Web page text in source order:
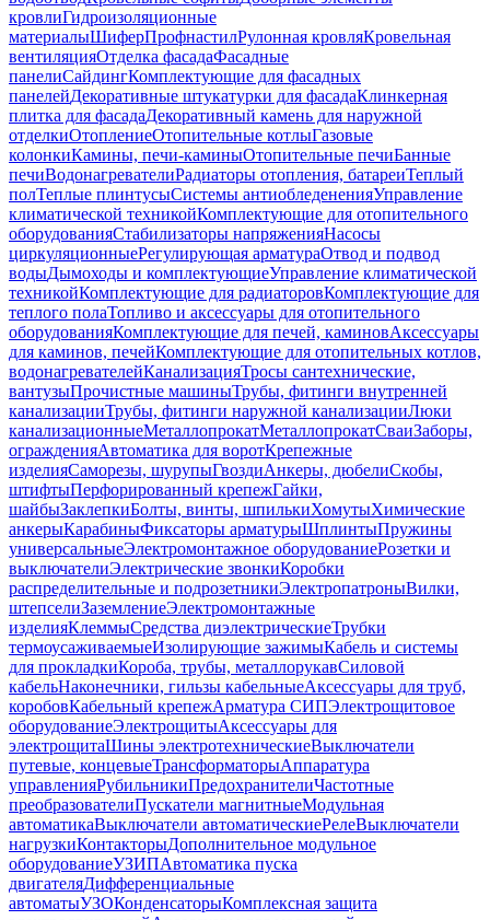
кровлиГидроизоляционные
материалыШиферПрофнастилРулонная кровляКровельная
вентиляцияОтделка фасадаФасадные
панелиСайдингКомплектующие для фасадных
панелейДекоративные штукатурки для фасадаКлинкерная
плитка для фасадаДекоративный камень для наружной
отделкиОтоплениеОтопительные котлыГазовые
колонкиКамины, печи-каминыОтопительные печиБанные
печиВодонагревателиРадиаторы отопления, батареиТеплый
полТеплые плинтусыСистемы антиобледененияУправление
климатической техникойКомплектующие для отопительного
оборудованияСтабилизаторы напряженияНасосы
циркуляционныеРегулирующая арматураОтвод и подвод
водыДымоходы и комплектующиеУправление климатической
техникойКомплектующие для радиаторовКомплектующие для
теплого полаТопливо и аксессуары для отопительного
оборудованияКомплектующие для печей, каминовАксессуары
для каминов, печейКомплектующие для отопительных котлов,
водонагревателейКанализацияТросы сантехнические,
вантузыПрочистные машиныТрубы, фитинги внутренней
канализацииТрубы, фитинги наружной канализацииЛюки
канализационныеМеталлопрокатМеталлопрокатСваиЗаборы,
огражденияАвтоматика для воротКрепежные
изделияСаморезы, шурупыГвоздиАнкеры, дюбелиСкобы,
штифтыПерфорированный крепежГайки,
шайбыЗаклепкиБолты, винты, шпилькиХомутыХимические
анкерыКарабиныФиксаторы арматурыШплинтыПружины
универсальныеЭлектромонтажное оборудованиеРозетки и
выключателиЭлектрические звонкиКоробки
распределительные и подрозетникиЭлектропатроныВилки,
штепселиЗаземлениеЭлектромонтажные
изделияКлеммыСредства диэлектрическиеТрубки
термоусаживаемыеИзолирующие зажимыКабель и системы
для прокладкиКороба, трубы, металлорукавСиловой
кабельНаконечники, гильзы кабельныеАксессуары для труб,
коробовКабельный крепежАрматура СИПЭлектрощитовое
оборудованиеЭлектрощитыАксессуары для
электрощитаШины электротехническиеВыключатели
путевые, концевыеТрансформаторыАппаратура
управленияРубильникиПредохранителиЧастотные
преобразователиПускатели магнитныеМодульная
автоматикаВыключатели автоматическиеРелеВыключатели
нагрузкиКонтакторыДополнительное модульное
оборудованиеУЗИПАвтоматика пуска
двигателяДифференциальные
автоматыУЗОКонденсаторыКомплексная защита